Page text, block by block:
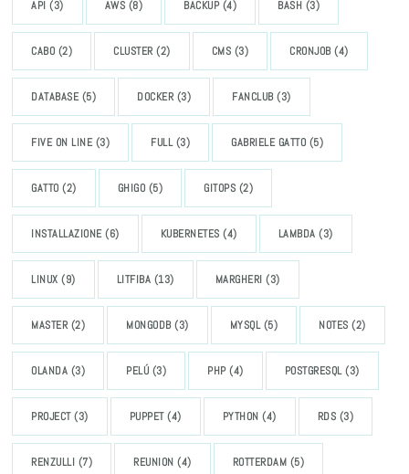
API (3) AWS (8) BACKUP(4) BASH (3)
CABO (2) CLUSTER(2) CMS (3) CRONJOB(4)
DATABASE(5) DOCKER(3) FANCLUB(3)
FIVE ON LINE(3) FULL(3) GABRIELE GATTO (5)
GATTO (2) GHIGO (5) GITOPS (2)
INSTALLAZIONE(6) KUBERNETES (4) LAMBDA (3)
LINUX (9) LITFIBA (13) MARGHERI (3)
MASTER(2) MONGODB(3) MYSQL(5) NOTES (2)
OLANDA (3) PELÚ (3) PHP(4) POSTGRESQL(3)
PROJECT(3) PUPPET(4) PYTHON (4) RDS (3)
RENZULLI (7) REUNION (4) ROTTERDAM (5)